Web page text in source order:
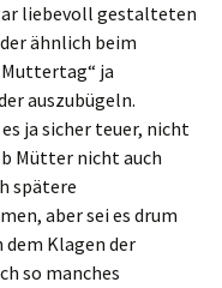
liebevoll gestalteten
ähnlich beim
ja
auszubügeln.
ja sicher teuer, nicht
Mütter nicht auch
spätere
aber sei es drum
dem Klagen der
so manches